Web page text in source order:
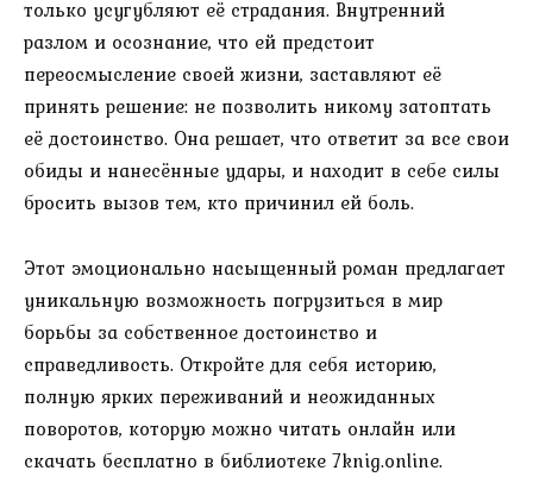
только усугубляют её страдания. Внутренний
разлом и осознание, что ей предстоит
переосмысление своей жизни, заставляют её
принять решение: не позволить никому затоптать
её достоинство. Она решает, что ответит за все свои
обиды и нанесённые удары, и находит в себе силы
бросить вызов тем, кто причинил ей боль.
Этот эмоционально насыщенный роман предлагает
уникальную возможность погрузиться в мир
борьбы за собственное достоинство и
справедливость. Откройте для себя историю,
полную ярких переживаний и неожиданных
поворотов, которую можно читать онлайн или
скачать бесплатно в библиотеке 7knig.online.